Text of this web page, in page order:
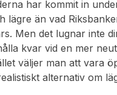
har kommit in
lägre än vad
Men det lugnar inte
kvar vid en mer
väljer man att vara
alternativ om